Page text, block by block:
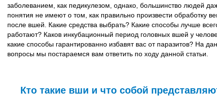
заболеванием, как педикулезом, однако, большинство людей
понятия не имеют о том, как правильно произвести обработку
после вшей. Какие средства выбрать? Какие способы лучше
работают? Каков инкубационный период головных вшей у
какие способы гарантированно избавят вас от паразитов? На
вопросы мы постараемся вам ответить по ходу данной статьи.
Кто такие вши и что собой